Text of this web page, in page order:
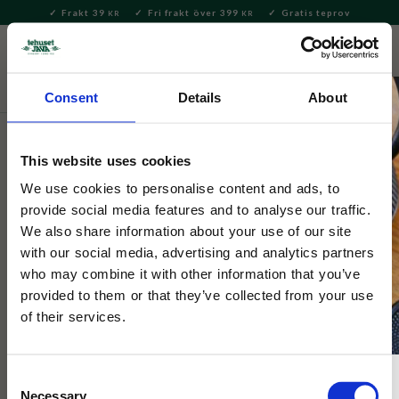
Consent Details About
This website uses cookies
We use cookies to personalise content and ads, to
provide social media features and to analyse our traffic.
We also share information about your use of our site
with our social media, advertising and analytics partners
who may combine it with other information that you’ve
provided to them or that they’ve collected from your use
of their services.
Necessary
Meny
Frakt 39 KR Fri frakt över 399 KR Gratis teprov